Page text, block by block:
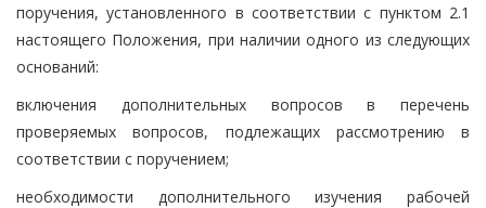
поручения, установленного в соответствии с пунктом 2.1
настоящего Положения, при наличии одного из следующих
оснований:
включения дополнительных вопросов в перечень
проверяемых вопросов, подлежащих рассмотрению в
соответствии с поручением;
необходимости дополнительного изучения рабочей